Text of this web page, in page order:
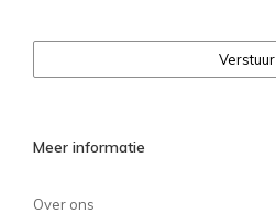
Verstuur
Meer informatie
Over ons